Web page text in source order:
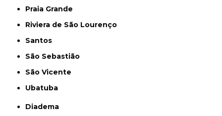
Praia Grande
Riviera de São Lourenço
Santos
São Sebastião
São Vicente
Ubatuba
Diadema